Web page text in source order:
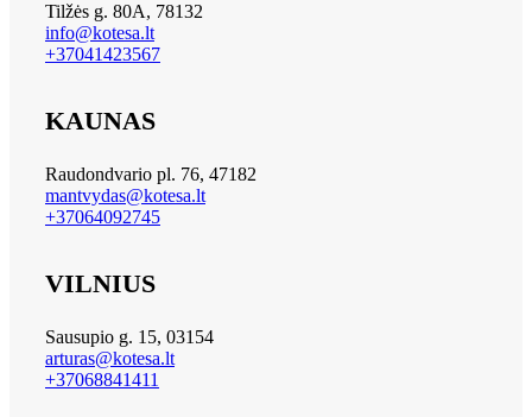
Tilžės g. 80A, 78132
info@kotesa.lt
+37041423567
KAUNAS
Raudondvario pl. 76, 47182
mantvydas@kotesa.lt
+37064092745
VILNIUS
Sausupio g. 15, 03154
arturas@kotesa.lt
+37068841411